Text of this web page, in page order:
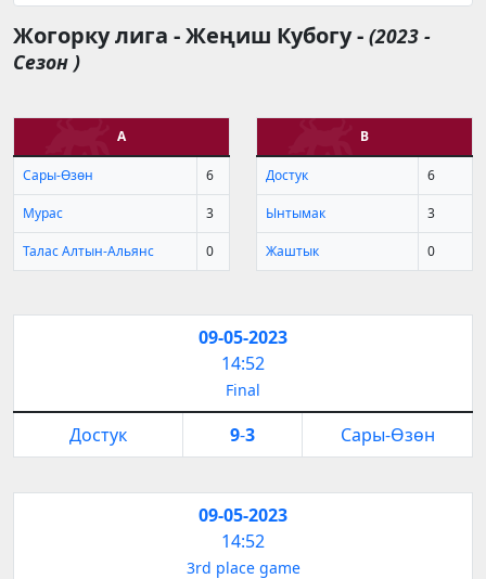
Жогорку лига - Жеңиш Кубогу - (2023 -
Сезон )
А
Сары-Өзөн 6
Мурас 3
Талас Алтын-Альянс 0
В
Достук 6
Ынтымак 3
Жаштык 0
09-05-2023
14:52
Final
Достук 9-3 Сары-Өзөн
09-05-2023
14:52
3rd place game